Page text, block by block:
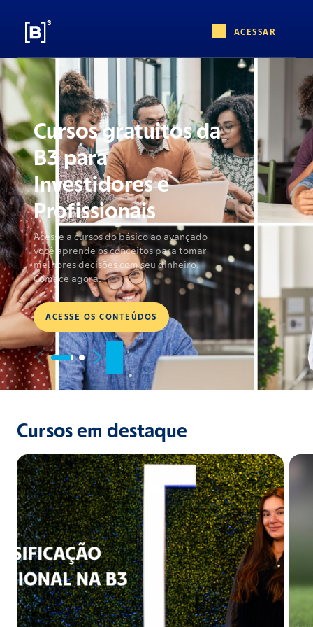
ACESSAR
Cursos gratuitos da
B3 para
Investidores e
Profissionais
Acesse a cursos do básico ao avançado
você aprende os conceitos para tomar
melhores decisões com seu dinheiro.
Comece agora.
ACESSE OS CONTEÚDOS
Cursos em destaque